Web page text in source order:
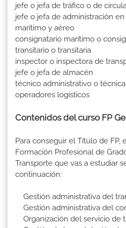
jefe o jefa de tráfico o de
jefe o jefa de administración
marítimo y aéreo
consignatario marítimo o
transitario o transitaria
inspector o inspectora de
jefe o jefa de almacén
técnico administrativo o
operadores logísticos
Contenidos del curso FP
Para conseguir el Título de FP,
Formación Profesional de
Transporte que vas a estudiar
continuación:
Gestión administrativa del
Gestión administrativa del
Organización del servicio de